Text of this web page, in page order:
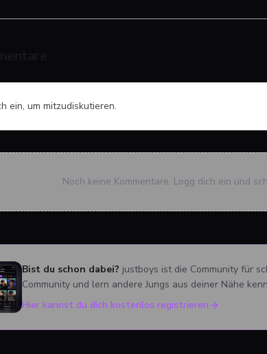
ein, um mitzudiskutieren.
Noch keine Kommentare. Logg dich ein und
Bist du schon dabei? justboys ist die Community für
Community und lern andere Jungs aus deiner Nähe
Hier kannst du dich kostenlos registrieren